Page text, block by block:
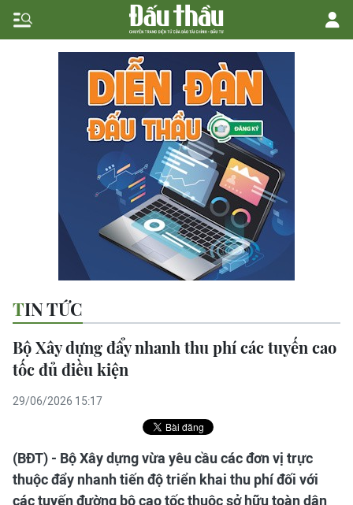
TIN TỨC
Bộ Xây dựng đẩy nhanh thu phí các tuyến cao
tốc đủ điều kiện
29/06/2026 15:17
(BĐT) - Bộ Xây dựng vừa yêu cầu các đơn vị trực
thuộc đẩy nhanh tiến độ triển khai thu phí đối với
các tuyến đường bộ cao tốc thuộc sở hữu toàn dân